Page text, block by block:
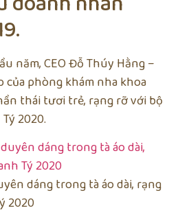
năm, CEO Đỗ Thúy Hằng –
phòng khám nha khoa
thái tươi trẻ, rạng rỡ với bộ
2020.
dáng trong tà áo dài, rạng
2020